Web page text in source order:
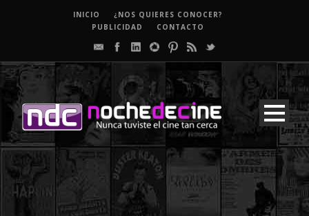
INICIO
¿NOS QUIERES CONOCER?
PUBLICIDAD
CONTACTO